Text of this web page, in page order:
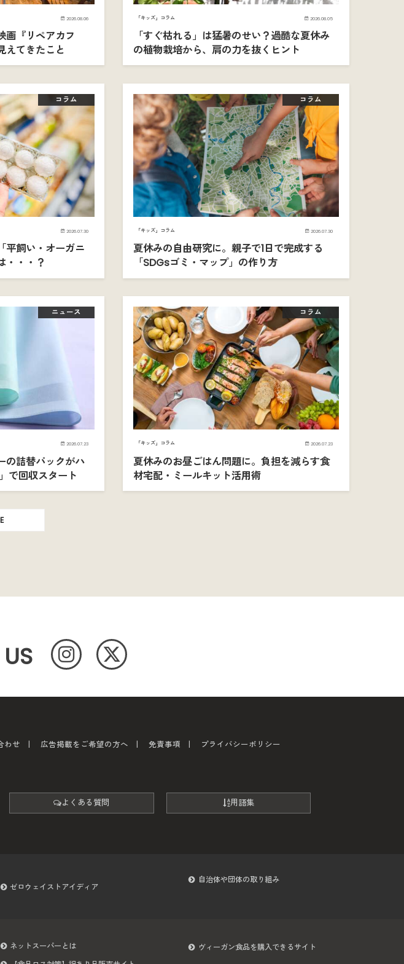
2026.08.06
画『リペアカフ
えてきたこと
「キッズ」コラム 2026.08.05
「すぐ枯れる」は猛暑のせい？過酷な夏休み
の植物栽培から、肩の力を抜くヒント
コラム
2026.07.30
平飼い・オーガニ
・・・？
コラム
「キッズ」コラム 2026.07.30
夏休みの自由研究に。親子で1日で完成する
「SDGsゴミ・マップ」の作り方
ニュース
2026.07.23
の詰替パックがハ
で回収スタート
コラム
「キッズ」コラム 2026.07.23
夏休みのお昼ごはん問題に。負担を減らす食
材宅配・ミールキット活用術
わせ 広告掲載をご希望の方へ 免責事項 プライバシーポリシー
よくある質問 用語集
ゼロウェイストアイディア
自治体や団体の取り組み
ネットスーパーとは
ヴィーガン食品を購入できるサイト